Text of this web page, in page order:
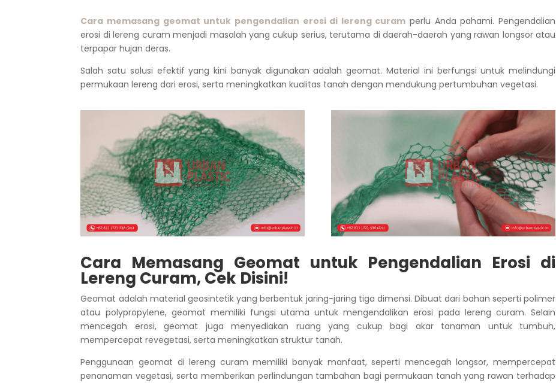
Cara memasang geomat untuk pengendalian erosi di lereng curam perlu Anda pahami. Pengendalian
erosi di lereng curam menjadi masalah yang cukup serius, terutama di daerah-daerah yang rawan longsor atau
terpapar hujan deras.
Salah satu solusi efektif yang kini banyak digunakan adalah geomat. Material ini berfungsi untuk melindungi
permukaan lereng dari erosi, serta meningkatkan kualitas tanah dengan mendukung pertumbuhan vegetasi.
Cara Memasang Geomat untuk Pengendalian Erosi di
Lereng Curam, Cek Disini!
Geomat adalah material geosintetik yang berbentuk jaring-jaring tiga dimensi. Dibuat dari bahan seperti polimer
atau polypropylene, geomat memiliki fungsi utama untuk mengendalikan erosi pada lereng curam. Selain
mencegah erosi, geomat juga menyediakan ruang yang cukup bagi akar tanaman untuk tumbuh,
mempercepat revegetasi, serta meningkatkan struktur tanah.
Penggunaan geomat di lereng curam memiliki banyak manfaat, seperti mencegah longsor, mempercepat
penanaman vegetasi, serta memberikan perlindungan tambahan bagi permukaan tanah yang rawan terhadap